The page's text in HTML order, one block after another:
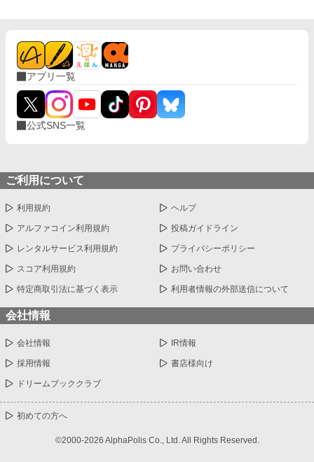
アプリ一覧
公式SNS一覧
ご利用について
利用規約 ヘルプ
アルファコイン利用規約 投稿ガイドライン
レンタルサービス利用規約 プライバシーポリシー
スコア利用規約 お問い合わせ
特定商取引法に基づく表示 利用者情報の外部送信について
会社情報
会社情報 IR情報
採用情報 書店様向け
ドリームブッククラブ
初めての方へ
©2000-2026 AlphaPolis Co., Ltd. All Rights Reserved.